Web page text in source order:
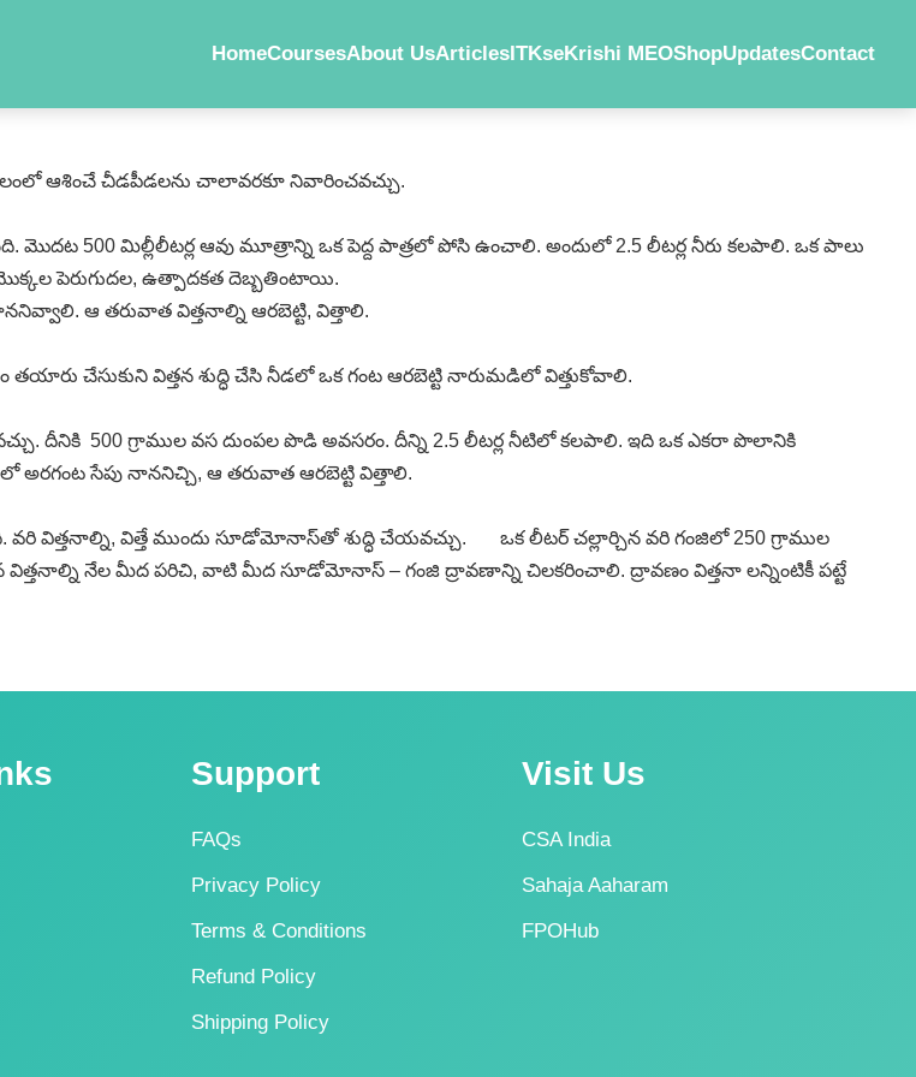
HomeCoursesAbout UsArticlesITKseKrishi MEOShopUpdatesContact
ఆశించే చీడపీడలను చాలావరకూ నివారించవచ్చు.
మొదట 500 మిల్లీలీటర్ల ఆవు మూత్రాన్ని ఒక పెద్ద పాత్రలో పోసి ఉంచాలి. అందులో 2.5 లీటర్ల నీరు కలపాలి. ఒక పాలు
పెరుగుదల, ఉత్పాదకత దెబ్బతింటాయి.
ఆ తరువాత విత్తనాల్ని ఆరబెట్టి, విత్తాలి.
తయారు చేసుకుని విత్తన శుద్ధి చేసి నీడలో ఒక గంట ఆరబెట్టి నారుమడిలో విత్తుకోవాలి.
దీనికి 500 గ్రాముల వస దుంపల పొడి అవసరం. దీన్ని 2.5 లీటర్ల నీటిలో కలపాలి. ఇది ఒక ఎకరా పొలానికి
అరగంట సేపు నాననిచ్చి, ఆ తరువాత ఆరబెట్టి విత్తాలి.
విత్తనాల్ని, విత్తే ముందు సూడోమోనాస్‌తో శుద్ధి చేయవచ్చు. ఒక లీటర్‌ చల్లార్చిన వరి గంజిలో 250 గ్రాముల
నేల మీద పరిచి, వాటి మీద సూడోమోనాస్‌ – గంజి ద్రావణాన్ని చిలకరించాలి. ద్రావణం విత్తనా లన్నింటికీ పట్టే
Support
FAQs
Privacy Policy
Terms & Conditions
Refund Policy
Shipping Policy
Visit Us
CSA India
Sahaja Aaharam
FPOHub